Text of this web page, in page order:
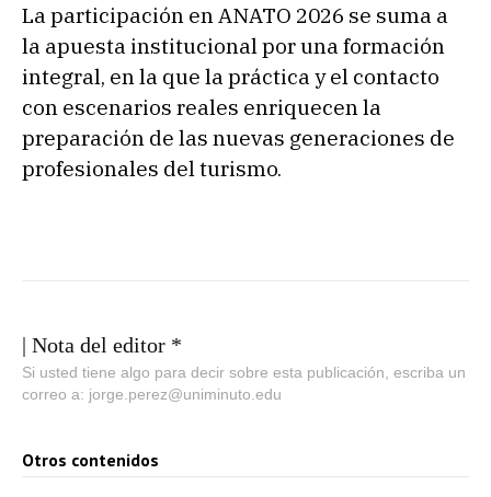
La participación en ANATO 2026 se suma a
la apuesta institucional por una formación
integral, en la que la práctica y el contacto
con escenarios reales enriquecen la
preparación de las nuevas generaciones de
profesionales del turismo.
| Nota del editor *
Si usted tiene algo para decir sobre esta publicación, escriba un
correo a: jorge.perez@uniminuto.edu
Otros contenidos